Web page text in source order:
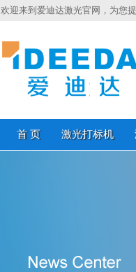
欢迎来到爱迪达激光官网，为您
首 页 激光打标机